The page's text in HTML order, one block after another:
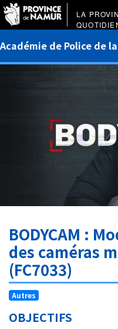
LA
Académie de Police de
BODYCAM :
des caméras
(FC7033)
Autres
OBJECTIFS